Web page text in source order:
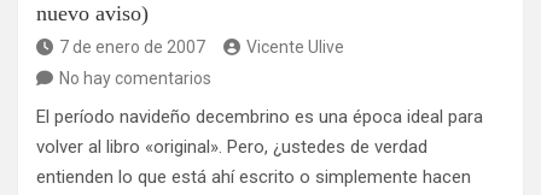
nuevo aviso)
7 de enero de 2007
Vicente Ulive
No hay comentarios
El período navideño decembrino es una época ideal para
volver al libro «original». Pero, ¿ustedes de verdad
entienden lo que está ahí escrito o simplemente hacen